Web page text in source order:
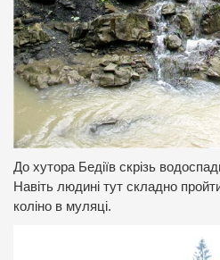
До хутора Бедіїв скрізь
Навіть людині тут складно
коліно в муляці.